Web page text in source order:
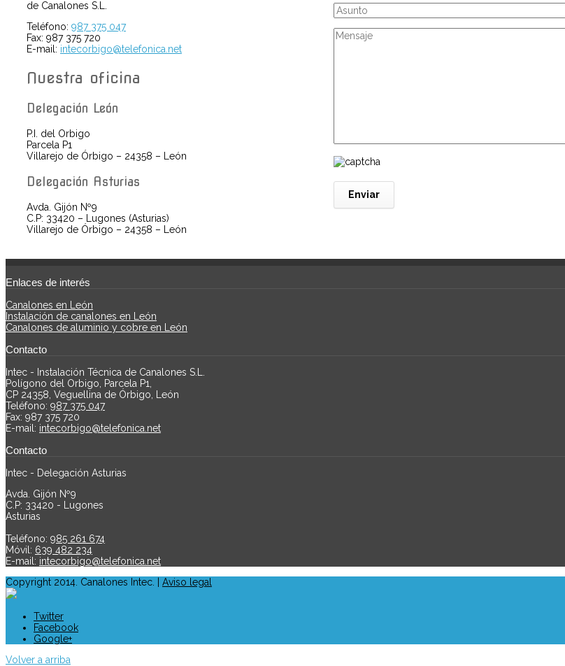
de Canalones S.L.
Teléfono: 987 375 047
Fax: 987 375 720
E-mail: intecorbigo@telefonica.net
Nuestra oficina
Delegación León
P.I. del Orbigo
Parcela P1
Villarejo de Órbigo – 24358 – León
Delegación Asturias
Avda. Gijón Nº9
C.P: 33420 – Lugones (Asturias)
Villarejo de Órbigo – 24358 – León
Enlaces de interés
Canalones en León
Instalación de canalones en León
Canalones de aluminio y cobre en León
Contacto
Intec - Instalación Técnica de Canalones S.L.
Polígono del Orbigo, Parcela P1,
CP 24358, Veguellina de Órbigo, León
Teléfono: 987 375 047
Fax: 987 375 720
E-mail: intecorbigo@telefonica.net
Contacto
Intec - Delegación Asturias
Avda. Gijón Nº9
C.P: 33420 - Lugones
Asturias
Teléfono: 985 261 674
Móvil: 639 482 234
E-mail: intecorbigo@telefonica.net
Copyright 2014. Canalones Intec. | Aviso legal
Twitter
Facebook
Google+
Volver a arriba